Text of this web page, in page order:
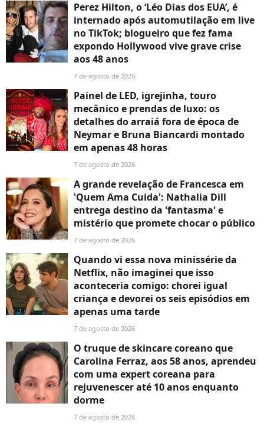
Perez Hilton, o ‘Léo Dias dos EUA’, é
internado após automutilação em live
no TikTok; blogueiro que fez fama
expondo Hollywood vive grave crise
aos 48 anos
7 de agosto de 2026
Painel de LED, igrejinha, touro
mecânico e prendas de luxo: os
detalhes do arraiá fora de época de
Neymar e Bruna Biancardi montado
em apenas 48 horas
7 de agosto de 2026
A grande revelação de Francesca em
'Quem Ama Cuida': Nathalia Dill
entrega destino da 'fantasma' e
mistério que promete chocar o público
7 de agosto de 2026
Quando vi essa nova minissérie da
Netflix, não imaginei que isso
aconteceria comigo: chorei igual
criança e devorei os seis episódios em
apenas uma tarde
7 de agosto de 2026
O truque de skincare coreano que
Carolina Ferraz, aos 58 anos, aprendeu
com uma expert coreana para
rejuvenescer até 10 anos enquanto
dorme
7 de agosto de 2026